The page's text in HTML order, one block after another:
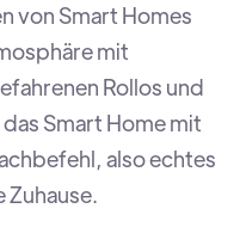
von Smart Homes
mit
Rollos und
Smart Home mit
also echtes
Zuhause.